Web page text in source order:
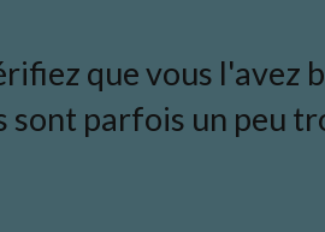
que vous l'avez
parfois un peu